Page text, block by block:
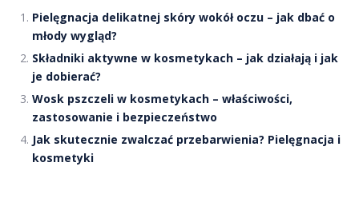
Pielęgnacja delikatnej skóry wokół oczu – jak dbać o
młody wygląd?
Składniki aktywne w kosmetykach – jak działają i jak
je dobierać?
Wosk pszczeli w kosmetykach – właściwości,
zastosowanie i bezpieczeństwo
Jak skutecznie zwalczać przebarwienia? Pielęgnacja i
kosmetyki